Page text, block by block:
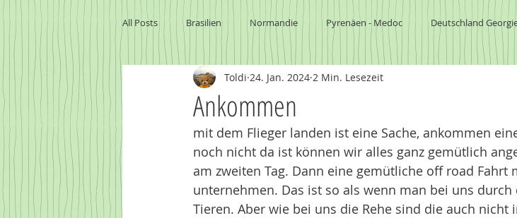
All Posts Brasilien Normandie Pyrenäen - Medoc Deutschland
Baltikum Namibia Südafrika
Sambia - Victoria Falls Uruguay Argentinien Chile Australien
Ankommen
Toldi 24. Jan. 2024 2 Min. Lesezeit
mit dem Flieger landen ist eine Sache, ankommen
noch nicht da ist können wir alles ganz gemütlich
am zweiten Tag. Dann eine gemütliche off road Fahrt
unternehmen. Das ist so als wenn man bei uns
Tieren. Aber wie bei uns die Rehe sind die auch nicht